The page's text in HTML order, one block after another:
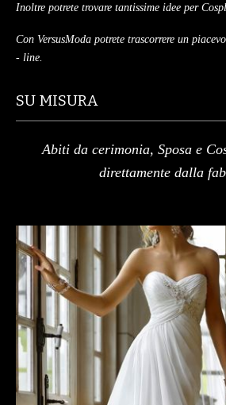
CAMICIE
CARNEVALE
TUTTI I PRODOTTI
CONTATTACI
Inoltre potrete trovare tantissime idee per
Con VersusModa potrete trascorrere un
- line.
SU MISURA
Abiti da cerimonia, Sposa e
direttamente dalla